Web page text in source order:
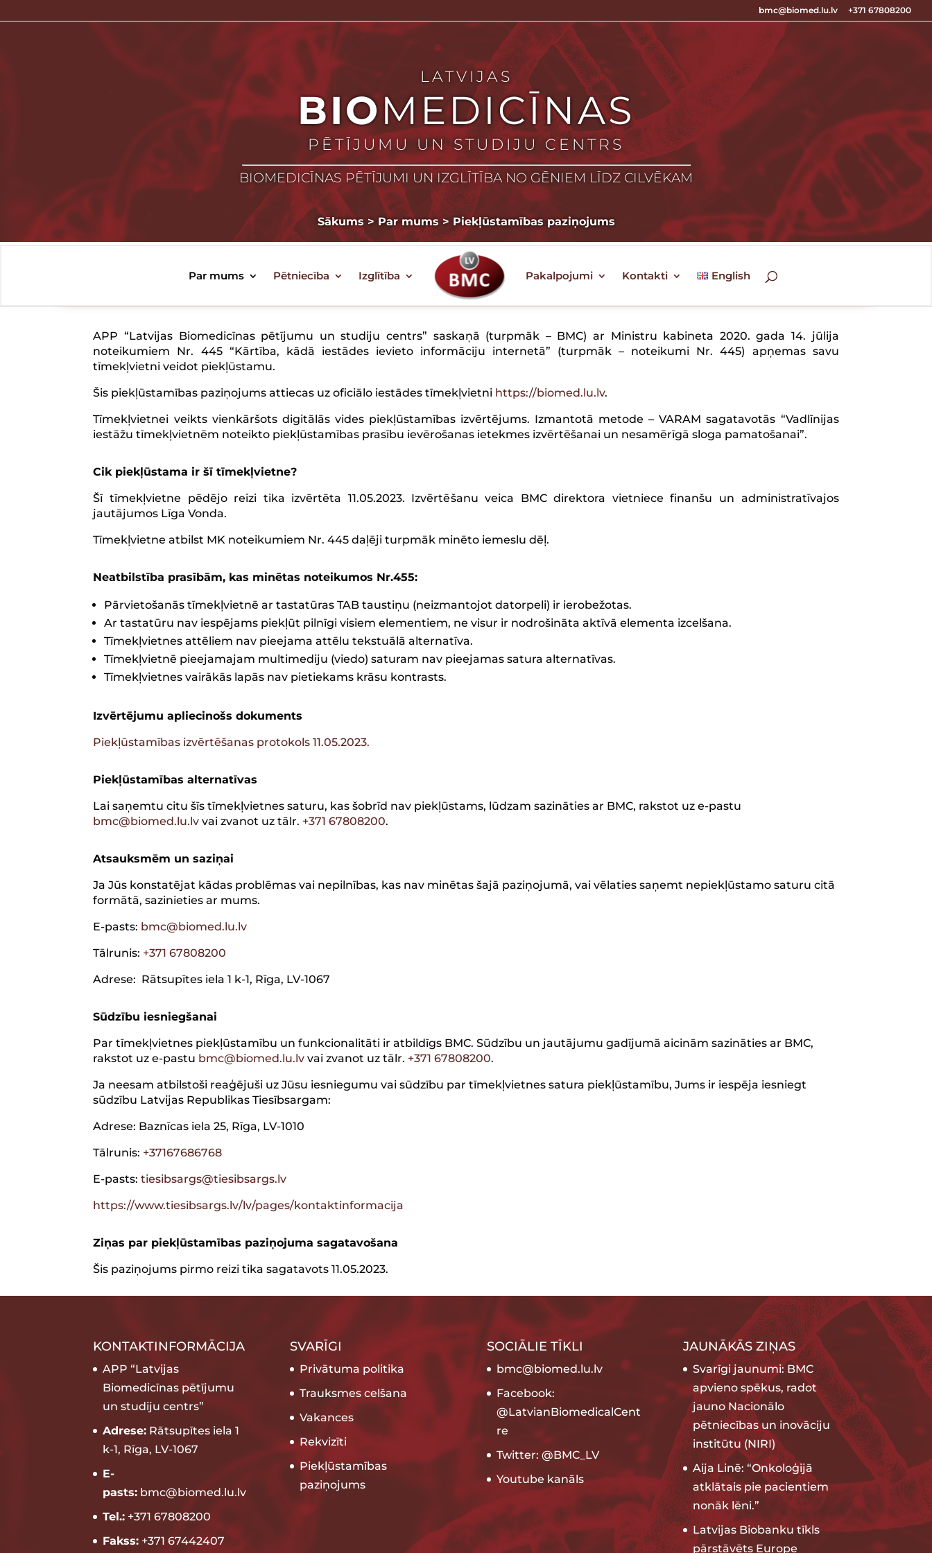
bmc@biomed.lu.lv +371 67808200
LATVIJAS
BIOMEDICĪNAS
PĒTĪJUMU UN STUDIJU CENTRS
BIOMEDICĪNAS PĒTĪJUMI UN IZGLĪTĪBA NO GĒNIEM LĪDZ CILVĒKAM
Sākums > Par mums>Piekļūstamības paziņojums
Par mums Pētniecība Izglītība Pakalpojumi Kontakti English
PIEKĻŪSTAMĪBAS PAZIŅOJUMS
APP “Latvijas Biomedicīnas pētījumu un studiju centrs” saskaņā (turpmāk – BMC) ar Ministru kabineta 2020. gada 14. jūlija
noteikumiem Nr. 445 “Kārtība, kādā iestādes ievieto informāciju internetā” (turpmāk – noteikumi Nr. 445) apņemas savu
tīmekļvietni veidot piekļūstamu.
Šis piekļūstamības paziņojums attiecas uz oficiālo iestādes tīmekļvietni https://biomed.lu.lv.
Tīmekļvietnei veikts vienkāršots digitālās vides piekļūstamības izvērtējums. Izmantotā metode – VARAM sagatavotās “Vadlīnijas
iestāžu tīmekļvietnēm noteikto piekļūstamības prasību ievērošanas ietekmes izvērtēšanai un nesamērīgā sloga pamatošanai”.
Cik piekļūstama ir šī tīmekļvietne?
Šī tīmekļvietne pēdējo reizi tika izvērtēta 11.05.2023. Izvērtēšanu veica BMC direktora vietniece finanšu un administratīvajos
jautājumos Līga Vonda.
Tīmekļvietne atbilst MK noteikumiem Nr. 445 daļēji turpmāk minēto iemeslu dēļ.
Neatbilstība prasībām, kas minētas noteikumos Nr.455:
Pārvietošanās tīmekļvietnē ar tastatūras TAB taustiņu (neizmantojot datorpeli) ir ierobežotas.
Ar tastatūru nav iespējams piekļūt pilnīgi visiem elementiem, ne visur ir nodrošināta aktīvā elementa izcelšana.
Tīmekļvietnes attēliem nav pieejama attēlu tekstuālā alternatīva.
Tīmekļvietnē pieejamajam multimediju (viedo) saturam nav pieejamas satura alternatīvas.
Tīmekļvietnes vairākās lapās nav pietiekams krāsu kontrasts.
Izvērtējumu apliecinošs dokuments
Piekļūstamības izvērtēšanas protokols 11.05.2023.
Piekļūstamības alternatīvas
Lai saņemtu citu šīs tīmekļvietnes saturu, kas šobrīd nav piekļūstams, lūdzam sazināties ar BMC, rakstot uz e-pastu
bmc@biomed.lu.lv vai zvanot uz tālr. +371 67808200.
Atsauksmēm un saziņai
Ja Jūs konstatējat kādas problēmas vai nepilnības, kas nav minētas šajā paziņojumā, vai vēlaties saņemt nepiekļūstamo saturu citā
formātā, sazinieties ar mums.
E-pasts: bmc@biomed.lu.lv
Tālrunis: +371 67808200
Adrese: Rātsupītes iela 1 k-1, Rīga, LV-1067
Sūdzību iesniegšanai
Par tīmekļvietnes piekļūstamību un funkcionalitāti ir atbildīgs BMC. Sūdzību un jautājumu gadījumā aicinām sazināties ar BMC,
rakstot uz e-pastu bmc@biomed.lu.lvvai zvanot uz tālr. +371 67808200.
Ja neesam atbilstoši reaģējuši uz Jūsu iesniegumu vai sūdzību par tīmekļvietnes satura piekļūstamību, Jums ir iespēja iesniegt
sūdzību Latvijas Republikas Tiesībsargam:
Adrese: Baznīcas iela 25, Rīga, LV-1010
Tālrunis: +37167686768
E-pasts:tiesibsargs@tiesibsargs.lv
https://www.tiesibsargs.lv/lv/pages/kontaktinformacija
Ziņas par piekļūstamības paziņojuma sagatavošana
Šis paziņojums pirmo reizi tika sagatavots 11.05.2023.
KONTAKTINFORMĀCIJA
APP “Latvijas
Biomedicīnas pētījumu
un studiju centrs”
Adrese: Rātsupītes iela 1
k-1, Rīga, LV-1067
E-
pasts: bmc@biomed.lu.lv
Tel.: +371 67808200
Fakss: +371 67442407
SVARĪGI
Privātuma politika
Trauksmes celšana
Vakances
Rekvizīti
Piekļūstamības
paziņojums
SOCIĀLIE TĪKLI
bmc@biomed.lu.lv
Facebook:
@LatvianBiomedicalCent
re
Twitter: @BMC_LV
Youtube kanāls
JAUNĀKĀS ZIŅAS
Svarīgi jaunumi: BMC
apvieno spēkus, radot
jauno Nacionālo
pētniecības un inovāciju
institūtu (NIRI)
Aija Linē: “Onkoloģijā
atklātais pie pacientiem
nonāk lēni.”
Latvijas Biobanku tīkls
pārstāvēts Europe